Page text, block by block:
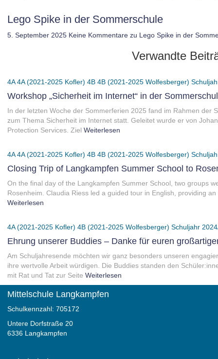
Lego Spike in der Sommerschule
5. September 2025 Keine Kommentare zu Lego Spike in der
Verwandte
4A 4A (2021-2025 Kofler) 4B 4B (2021-2025 Wolfesberger)
Workshop „Sicherheit im Internet“ in der
In der letzten Woche der Sommerferien 2025 fand im Rahmen der
zum Thema Sicherheit im Internet statt. Geleitet wurde er von
Protection Services. Ziel Weiterlesen
4A 4A (2021-2025 Kofler) 4B 4B (2021-2025 Wolfesberger)
Closing Trip of Langkampfen Summer School to
On the final day of the Langkampfen Summer School, two groups
Rosenheim. Claudia Riess led a guided tour in English, providing
Weiterlesen
4A (2021-2025 Kofler) 4B (2021-2025 Wolfesberger) Schuljahr
Ehrung unserer Buddies – Danke für euren
Am Schuljahresende möchten wir ganz besonders unseren
ihre wertvolle Arbeit würdigen. Die Buddies standen den
mit Rat und Tat zur Seite Weiterlesen
Mittelschule Langkampfen
Schulkennzahl: 705172
Untere Dorfstraße 20
6336 Langkampfen